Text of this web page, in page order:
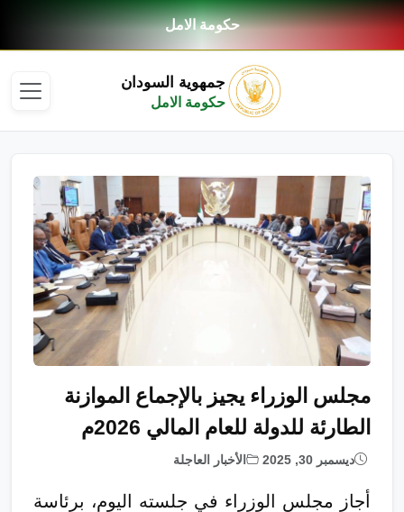
حكومة الامل
جمهوية السودان
حكومة الامل
مجلس الوزراء يجيز بالإجماع الموازنة
الطارئة للدولة للعام المالي 2026م
ديسمبر 30, 2025 الأخبار العاجلة
أجاز مجلس الوزراء في جلسته اليوم، برئاسة